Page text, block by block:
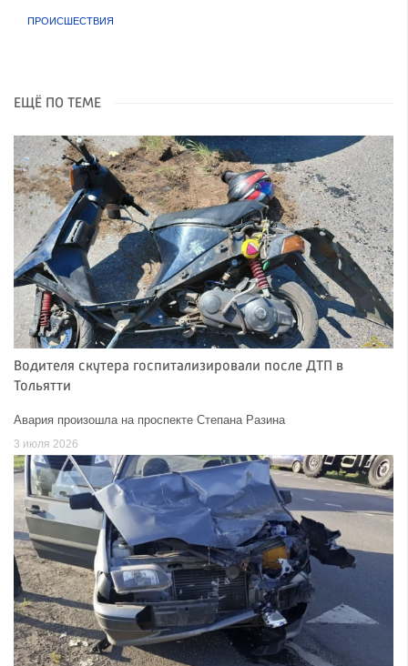
ПРОИСШЕСТВИЯ
ЕЩЁ ПО ТЕМЕ
Водителя скутера госпитализировали после ДТП в
Тольятти
Авария произошла на проспекте Степана Разина
3 июля 2026